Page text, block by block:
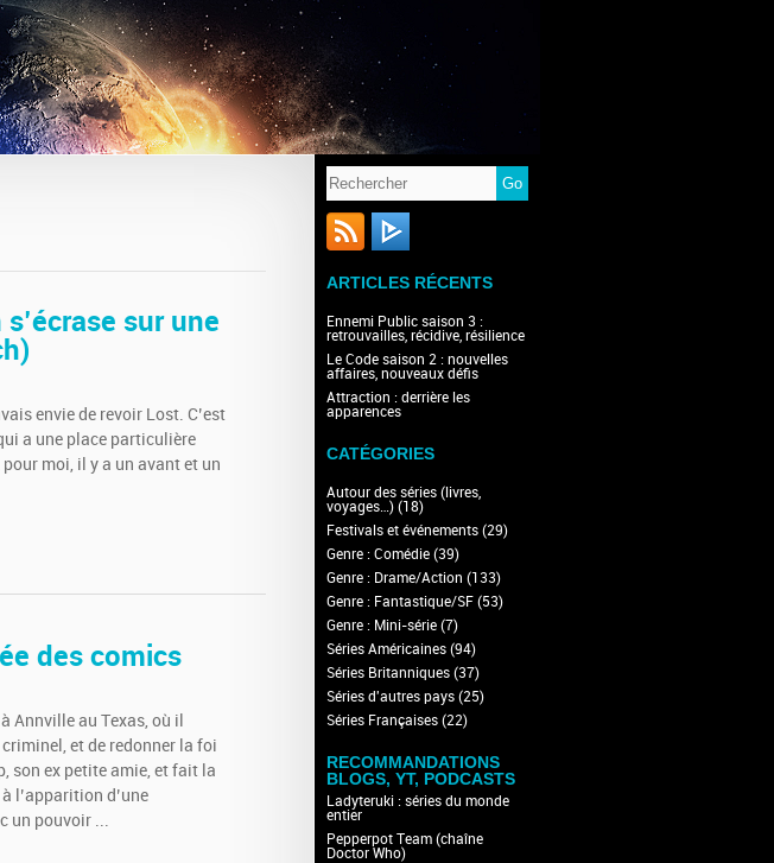
sur une
envie de revoir Lost. C’est
a une place particulière
moi, il y a un avant et un
des comics
Annville au Texas, où il
et de redonner la foi
son ex petite amie, et fait la
l’apparition d’une
un pouvoir ...
ARTICLES RÉCENTS
Ennemi Public saison 3 :
retrouvailles, récidive, résilience
Le Code saison 2 : nouvelles
affaires, nouveaux défis
Attraction : derrière les
apparences
CATÉGORIES
Autour des séries (livres,
voyages…) (18)
Festivals et événements (29)
Genre : Comédie (39)
Genre : Drame/Action (133)
Genre : Fantastique/SF (53)
Genre : Mini-série (7)
Séries Américaines (94)
Séries Britanniques (37)
Séries d'autres pays (25)
Séries Françaises (22)
RECOMMANDATIONS
BLOGS, YT, PODCASTS
Ladyteruki : séries du monde
entier
Pepperpot Team (chaîne
Doctor Who)